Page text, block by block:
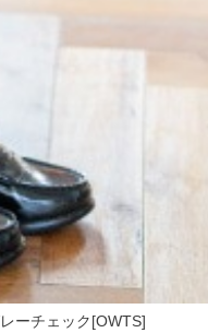
ーグレーチェック[OWTS]